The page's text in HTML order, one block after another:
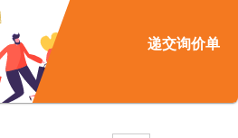
递交询价单